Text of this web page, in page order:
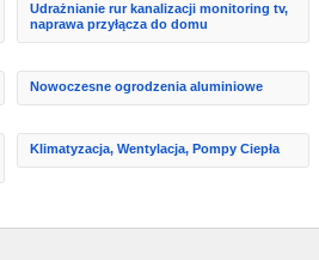
Udrażnianie rur kanalizacji monitoring tv,
naprawa przyłącza do domu
Nowoczesne ogrodzenia aluminiowe
Klimatyzacja, Wentylacja, Pompy Ciepła